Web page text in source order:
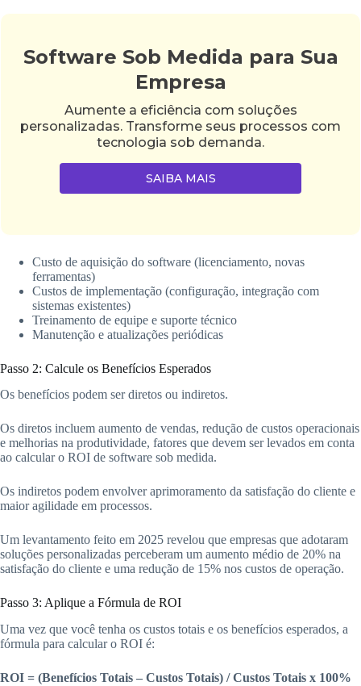
Software Sob Medida para Sua
Empresa
Aumente a eficiência com soluções
personalizadas. Transforme seus processos com
tecnologia sob demanda.
SAIBA MAIS
Custo de aquisição do software (licenciamento, novas
ferramentas)
Custos de implementação (configuração, integração com
sistemas existentes)
Treinamento de equipe e suporte técnico
Manutenção e atualizações periódicas
Passo 2: Calcule os Benefícios Esperados
Os benefícios podem ser diretos ou indiretos.
Os diretos incluem aumento de vendas, redução de custos operacionais
e melhorias na produtividade, fatores que devem ser levados em conta
ao calcular o ROI de software sob medida.
Os indiretos podem envolver aprimoramento da satisfação do cliente e
maior agilidade em processos.
Um levantamento feito em 2025 revelou que empresas que adotaram
soluções personalizadas perceberam um aumento médio de 20% na
satisfação do cliente e uma redução de 15% nos custos de operação.
Passo 3: Aplique a Fórmula de ROI
Uma vez que você tenha os custos totais e os benefícios esperados, a
fórmula para calcular o ROI é:
ROI = (Benefícios Totais – Custos Totais) / Custos Totais x 100%